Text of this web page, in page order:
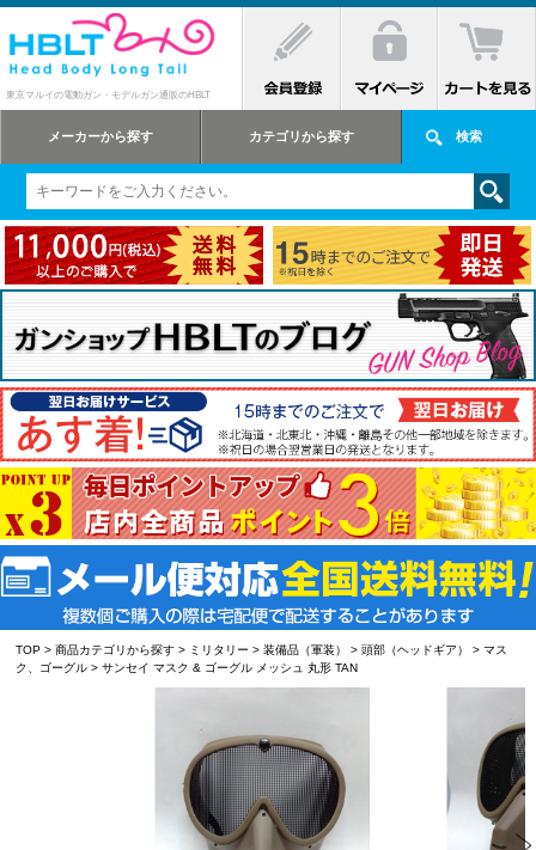
東京マルイの電動ガン・モデルガン通販のHBLT
メーカーから探す カテゴリから探す 検索
TOP >商品カテゴリから探す > ミリタリー >装備品（軍装） >頭部（ヘッドギア） >マス
ク、ゴーグル > サンセイ マスク & ゴーグル メッシュ 丸形 TAN